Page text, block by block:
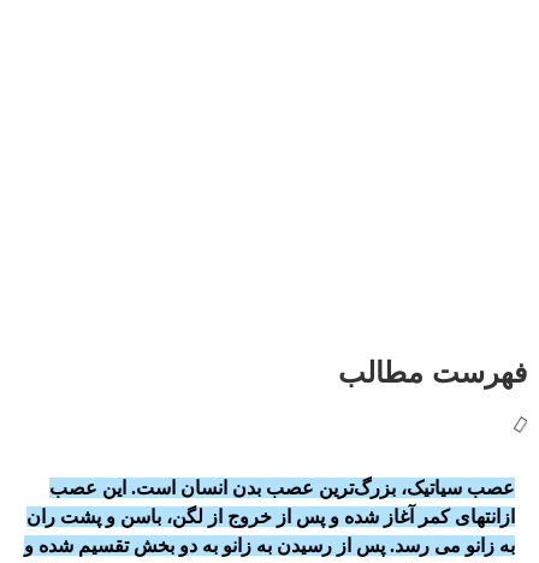
فهرست مطالب
عصب سیاتیک، بزرگ‌ترین عصب بدن انسان است. این عصب
ازانتهای کمر آغاز شده و پس از خروج از لگن، باسن و پشت ران
به زانو می‌ رسد. پس از رسیدن به زانو به دو بخش تقسیم شده و